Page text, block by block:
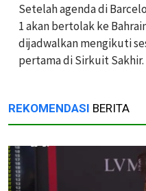
Setelah agenda di
1 akan bertolak ke
dijadwalkan mengikuti
pertama di Sirkuit Sakhir.
REKOMENDASI BERITA